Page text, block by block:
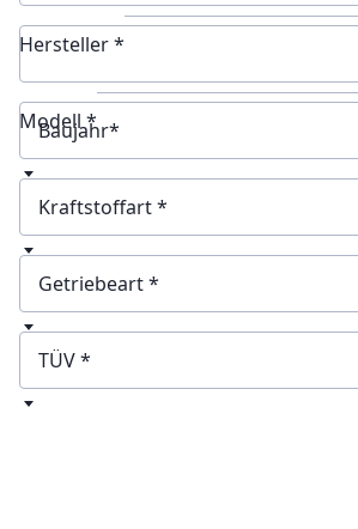
Hersteller *
Modell *
Baujahr
Kraftstoffart
Getriebeart